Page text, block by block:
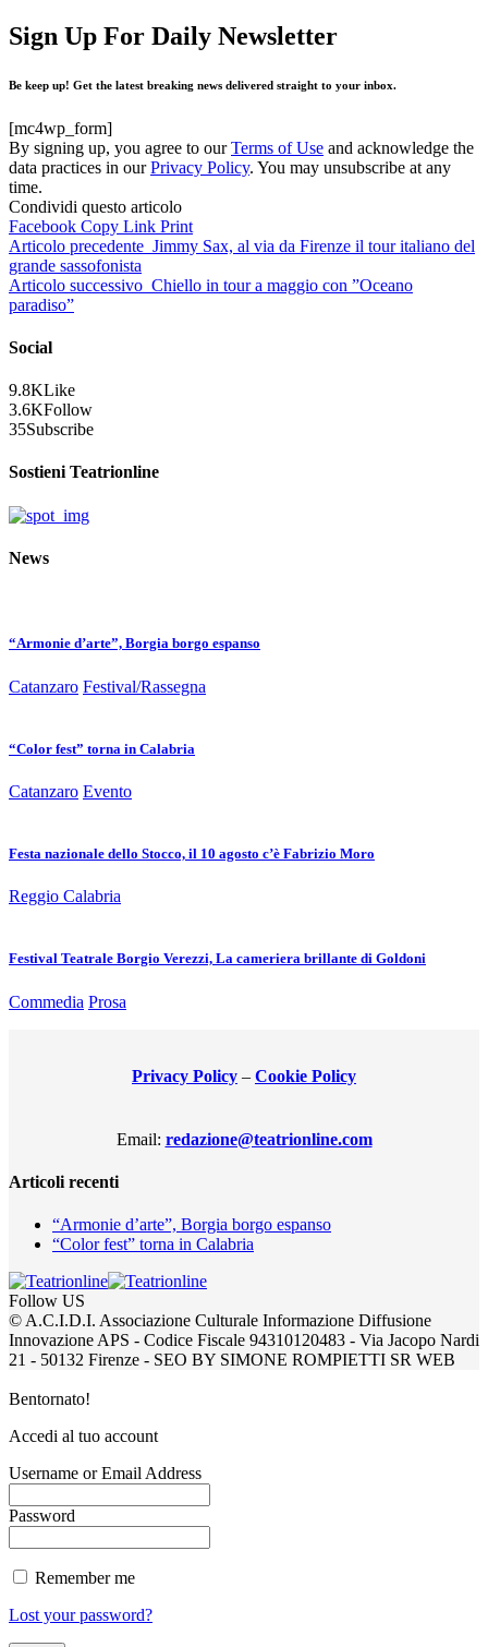
Sign Up For Daily Newsletter
Be keep up! Get the latest breaking news delivered straight to your inbox.
[mc4wp_form]
By signing up, you agree to ourTerms of Use and acknowledge the
data practices in ourPrivacy Policy. You may unsubscribe at any
time.
Condividi questo articolo
Facebook Copy Link Print
Articolo precedente Jimmy Sax, al via da Firenze il tour italiano del
grande sassofonista
Articolo successivo Chiello in tour a maggio con ”Oceano
paradiso”
Social
9.8KLike
3.6KFollow
35Subscribe
Sostieni Teatrionline
News
“Armonie d’arte”, Borgia borgo espanso
Catanzaro Festival/Rassegna
“Color fest” torna in Calabria
Catanzaro Evento
Festa nazionale dello Stocco, il 10 agosto c’è Fabrizio Moro
Reggio Calabria
Festival Teatrale Borgio Verezzi, La cameriera brillante di Goldoni
Commedia Prosa
Privacy Policy – Cookie Policy
Email: redazione@teatrionline.com
Articoli recenti
“Armonie d’arte”, Borgia borgo espanso
“Color fest” torna in Calabria
Follow US
© A.C.I.D.I. Associazione Culturale Informazione Diffusione
Innovazione APS - Codice Fiscale 94310120483 - Via Jacopo Nardi
21 - 50132 Firenze - SEO BY SIMONE ROMPIETTI SR WEB
Bentornato!
Accedi al tuo account
Username or Email Address
Password
Remember me
Lost your password?